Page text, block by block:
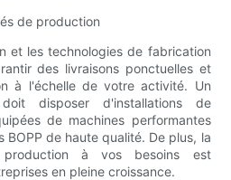
de production
et les technologies de fabrication
des livraisons ponctuelles et
à l'échelle de votre activité. Un
disposer d'installations de
de machines performantes
de haute qualité. De plus, la
à vos besoins est
en pleine croissance.